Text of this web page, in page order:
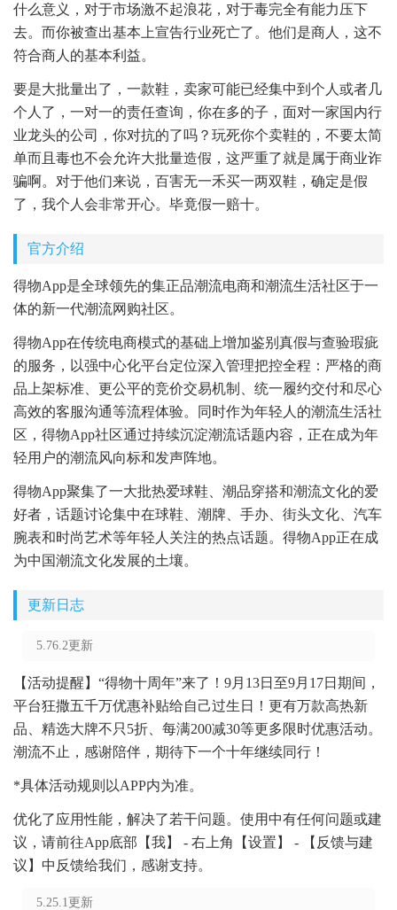
什么意义，对于市场激不起浪花，对于毒完全有能力压下
去。而你被查出基本上宣告行业死亡了。他们是商人，这不
符合商人的基本利益。
要是大批量出了，一款鞋，卖家可能已经集中到个人或者几
个人了，一对一的责任查询，你在多的子，面对一家国内行
业龙头的公司，你对抗的了吗？玩死你个卖鞋的，不要太简
单而且毒也不会允许大批量造假，这严重了就是属于商业诈
骗啊。对于他们来说，百害无一禾买一两双鞋，确定是假
了，我个人会非常开心。毕竟假一赔十。
官方介绍
得物App是全球领先的集正品潮流电商和潮流生活社区于一
体的新一代潮流网购社区。
得物App在传统电商模式的基础上增加鉴别真假与查验瑕疵
的服务，以强中心化平台定位深入管理把控全程：严格的商
品上架标准、更公平的竞价交易机制、统一履约交付和尽心
高效的客服沟通等流程体验。同时作为年轻人的潮流生活社
区，得物App社区通过持续沉淀潮流话题内容，正在成为年
轻用户的潮流风向标和发声阵地。
得物App聚集了一大批热爱球鞋、潮品穿搭和潮流文化的爱
好者，话题讨论集中在球鞋、潮牌、手办、街头文化、汽车
腕表和时尚艺术等年轻人关注的热点话题。得物App正在成
为中国潮流文化发展的土壤。
更新日志
5.76.2更新
【活动提醒】“得物十周年”来了！9月13日至9月17日期间，
平台狂撒五千万优惠补贴给自己过生日！更有万款高热新
品、精选大牌不只5折、每满200减30等更多限时优惠活动。
潮流不止，感谢陪伴，期待下一个十年继续同行！
*具体活动规则以APP内为准。
优化了应用性能，解决了若干问题。使用中有任何问题或建
议，请前往App底部【我】 - 右上角【设置】 - 【反馈与建
议】中反馈给我们，感谢支持。
5.25.1更新